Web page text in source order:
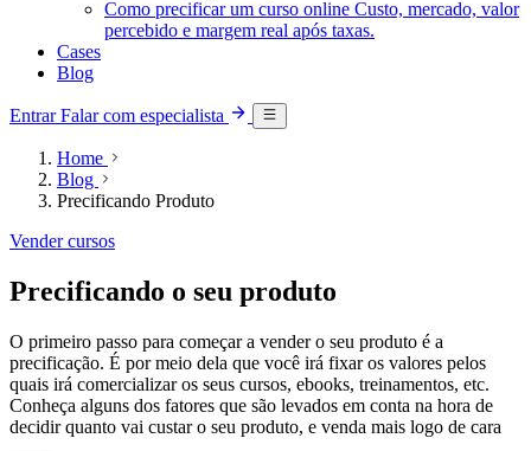
Como precificar um curso online Custo, mercado, valor
percebido e margem real após taxas.
Cases
Blog
EntrarFalar com especialista
Home
Blog
Precificando Produto
Vender cursos
Precificando o seu produto
O primeiro passo para começar a vender o seu produto é a
precificação. É por meio dela que você irá fixar os valores pelos
quais irá comercializar os seus cursos, ebooks, treinamentos, etc.
Conheça alguns dos fatores que são levados em conta na hora de
decidir quanto vai custar o seu produto, e venda mais logo de cara